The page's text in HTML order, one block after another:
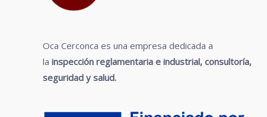
Oca Cerconca es una empresa dedicada a
la inspección reglamentaria e industrial, consultoría,
seguridad y salud.